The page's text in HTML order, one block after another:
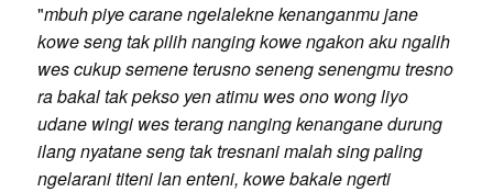
"mbuh piye carane ngelalekne kenanganmu jane
kowe seng tak pilih nanging kowe ngakon aku ngalih
wes cukup semene terusno seneng senengmu tresno
ra bakal tak pekso yen atimu wes ono wong liyo
udane wingi wes terang nanging kenangane durung
ilang nyatane seng tak tresnani malah sing paling
ngelarani titeni lan enteni, kowe bakale ngerti